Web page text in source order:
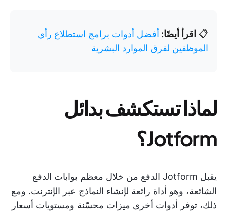
📋 اقرأ أيضًا: أفضل أدوات برامج استطلاع رأي
الموظفين لفرق الموارد البشرية
لماذا تستكشف بدائل
Jotform؟
يقبل Jotform الدفع من خلال معظم بوابات الدفع
الشائعة، وهو أداة رائعة لإنشاء النماذج عبر الإنترنت. ومع
ذلك، توفر أدوات أخرى ميزات محسّنة ومستويات أسعار